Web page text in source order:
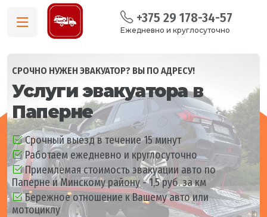
+375 29 178-34-57
Ежедневно и круглосуточно
СРОЧНО НУЖЕН ЭВАКУАТОР? ВЫ ПО АДРЕСУ!
Услуги эвакуатора в
Паперне
Срочный выезд в течение 15 минут
Работаем ежедневно и круглосуточно
Приемлемая стоимость эвакуации авто по
Паперне и Минскому району - 1,5 руб. за км
Бережное отношение к Вашему авто или
мотоциклу